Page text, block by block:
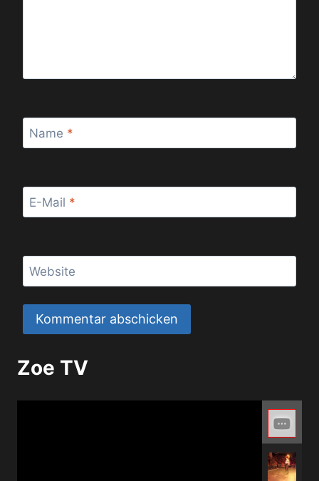
Name *
E-Mail *
Website
Zoe TV